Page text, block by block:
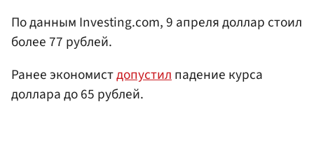
По данным Investing.com, 9 апреля доллар стоил
более 77 рублей.
Ранее экономистдопустилпадение курса
доллара до 65 рублей.